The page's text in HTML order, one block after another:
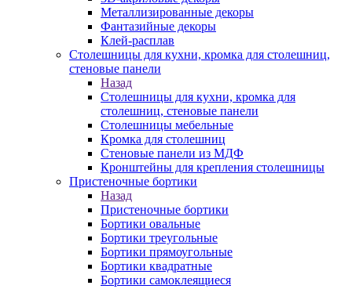
Металлизированные декоры
Фантазийные декоры
Клей-расплав
Столешницы для кухни, кромка для столешниц,
стеновые панели
Назад
Столешницы для кухни, кромка для
столешниц, стеновые панели
Столешницы мебельные
Кромка для столешниц
Стеновые панели из МДФ
Кронштейны для крепления столешницы
Пристеночные бортики
Назад
Пристеночные бортики
Бортики овальные
Бортики треугольные
Бортики прямоугольные
Бортики квадратные
Бортики самоклеящиеся